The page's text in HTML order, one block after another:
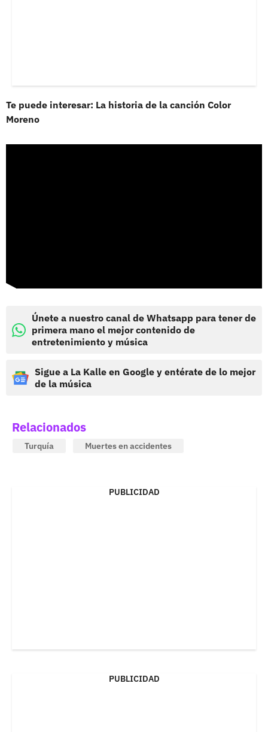
Te puede interesar: La historia de la canción Color
Moreno
Únete a nuestro canal de Whatsapp para tener de
primera mano el mejor contenido de
entretenimiento y música
Sigue a La Kalle en Google y entérate de lo mejor
de la música
Relacionados
Turquía Muertes en accidentes
PUBLICIDAD
PUBLICIDAD